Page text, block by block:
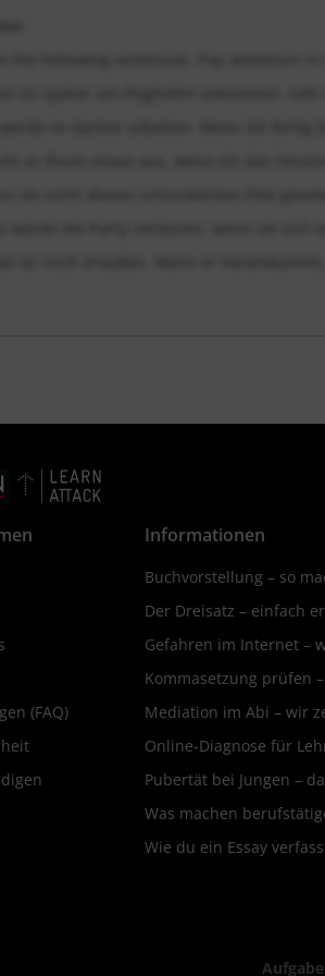
(FAQ)
Informationen
Buchvorstellung – so
Der Dreisatz – einfach
Gefahren im Internet –
Kommasetzung prüfen
Mediation im Abi – wir
Online-Diagnose für
Pubertät bei Jungen –
Was machen
Wie du ein Essay